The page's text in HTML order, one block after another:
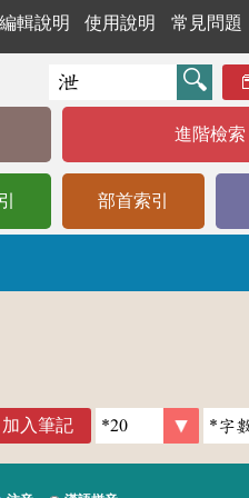
編輯說明 使用說明 常見問題
進階檢索
部首索引
加入筆記